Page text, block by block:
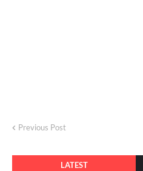
Previous Post
LATEST